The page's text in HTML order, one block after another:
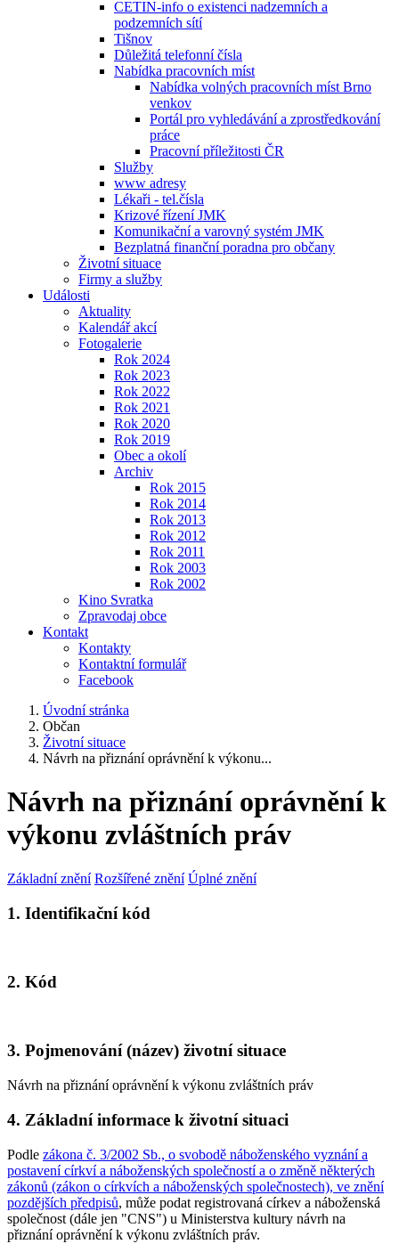
CETIN-info o existenci nadzemních a
podzemních sítí
Tišnov
Důležitá telefonní čísla
Nabídka pracovních míst
Nabídka volných pracovních míst Brno
venkov
Portál pro vyhledávání a zprostředkování
práce
Pracovní příležitosti ČR
Služby
www adresy
Lékaři - tel.čísla
Krizové řízení JMK
Komunikační a varovný systém JMK
Bezplatná finanční poradna pro občany
Životní situace
Firmy a služby
Události
Aktuality
Kalendář akcí
Fotogalerie
Rok 2024
Rok 2023
Rok 2022
Rok 2021
Rok 2020
Rok 2019
Obec a okolí
Archiv
Rok 2015
Rok 2014
Rok 2013
Rok 2012
Rok 2011
Rok 2003
Rok 2002
Kino Svratka
Zpravodaj obce
Kontakt
Kontakty
Kontaktní formulář
Facebook
Úvodní stránka
Občan
Životní situace
Návrh na přiznání oprávnění k výkonu...
Návrh na přiznání oprávnění k
výkonu zvláštních práv
Základní znění Rozšířené znění Úplné znění
1. Identifikační kód
2. Kód
3. Pojmenování (název) životní situace
Návrh na přiznání oprávnění k výkonu zvláštních práv
4. Základní informace k životní situaci
Podle zákona č. 3/2002 Sb., o svobodě náboženského vyznání a
postavení církví a náboženských společností a o změně některých
zákonů (zákon o církvích a náboženských společnostech), ve znění
pozdějších předpisů, může podat registrovaná církev a náboženská
společnost (dále jen "CNS") u Ministerstva kultury návrh na
přiznání oprávnění k výkonu zvláštních práv.